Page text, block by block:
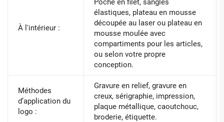
À l'intérieur :
élastiques, plateau en mousse
découpée au laser ou plateau en
mousse moulée avec
compartiments pour les articles,
ou selon votre propre
conception.
Méthodes
d’application du
logo :
Gravure en relief, gravure en
creux, sérigraphie, impression,
plaque métallique, caoutchouc,
broderie, étiquette.